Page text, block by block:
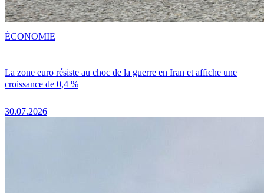
La zone euro résiste au choc de la guerre en Iran et affiche une
croissance de 0,4 %
30.07.2026
ÉCONOMIE